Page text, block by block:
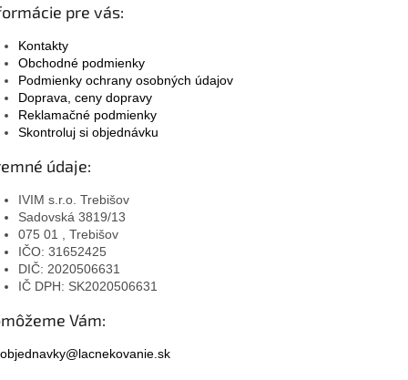
pre vás:
Kontakty
Obchodné podmienky
Podmienky ochrany osobných údajov
Doprava, ceny dopravy
Reklamačné podmienky
Skontroluj si objednávku
údaje:
IVIM s.r.o. Trebišov
Sadovská 3819/13
075 01 , Trebišov
IČO: 31652425
DIČ: 2020506631
IČ DPH: SK2020506631
Vám:
objednavky@lacnekovanie.sk